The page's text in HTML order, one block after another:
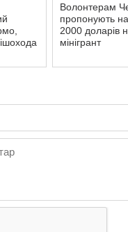
Волонтерам
пропонують
2000 доларів
мінігрант